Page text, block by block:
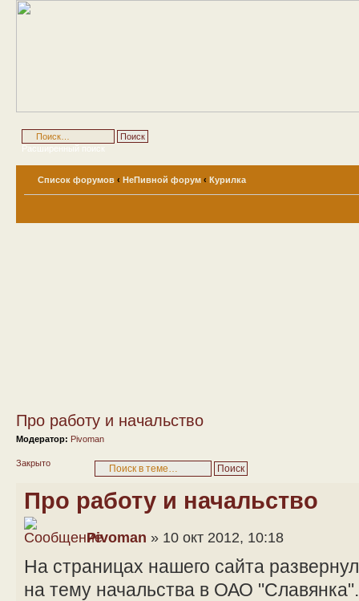
Расширенный поиск
Список форумов ‹ НеПивной форум ‹ Курилка
Про работу и начальство
Модератор: Pivoman
Закрыто
Про работу и начальство
Pivoman » 10 окт 2012, 10:18
На страницах нашего сайта
на тему начальства в ОАО